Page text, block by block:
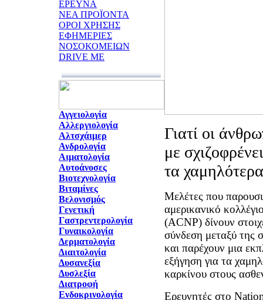
ΕΡΕΥΝΑ
ΝΕΑ ΠΡΟΪΟΝΤΑ
ΟΡΟΙ ΧΡΗΣΗΣ
ΕΦΗΜΕΡΙΕΣ
ΝΟΣΟΚΟΜΕΙΩΝ
DRIVE ME
Αγγειολογία
Αλλεργιολογία
Αλτσχάιμερ
Ανδρολογία
Αιματολογία
Αυτοάνοσες
Βιοτεχνολογία
Βιταμίνες
Βελονισμός
Γενετική
Γαστρεντερολογία
Γυναικολογία
Δερματολογία
Διαιτολογία
Δυσανεξία
Δυσλεξία
Διατροφή
Ενδοκρινολογία
Γιατί οι
με
τα
Μελέτες που
αμερικανικό
(ACNP) δίνουν
σύνδεση μεταξύ της
και παρέχουν μια
εξήγηση για τα
καρκίνου στους
Eρευνητές στο